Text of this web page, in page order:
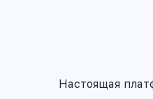
Настоящая